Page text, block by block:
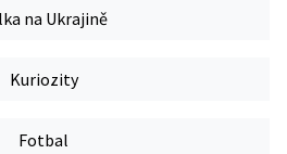
na Ukrajině
Kuriozity
Fotbal